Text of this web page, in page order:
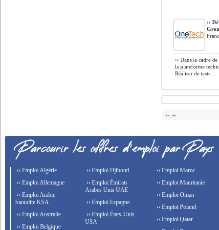
››
›› Dans le cadre
la plateforme
Réaliser de tests ...
›› ››
›› Emploi Algérie
›› Emploi Allemagne
›› Emploi Arabie
Saoudite KSA
›› Emploi Australie
›› Emploi Belgique
›› Emploi Djibouti
›› Emploi Émirats
Arabes Unis UAE
›› Emploi Espagne
›› Emploi États-Unis
USA
›› Emploi Maroc
›› Emploi Mauritanie
›› Emploi Oman
›› Emploi Poland
›› Emploi Qatar